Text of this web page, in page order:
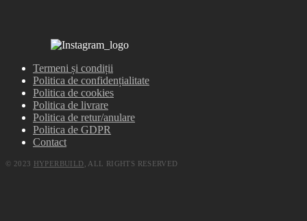
Termeni și condiții
Politica de confidențialitate
Politica de cookies
Politica de livrare
Politica de retur/anulare
Politica de GDPR
Contact
© 2023 HYPERBUILD, ALL RIGHTS RESERVED